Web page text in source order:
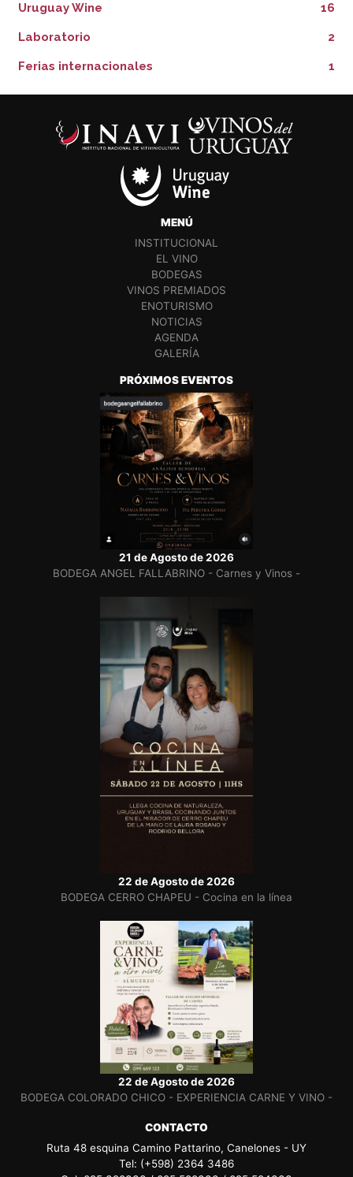
Uruguay Wine 16
Laboratorio 2
Ferias internacionales 1
MENÚ
INSTITUCIONAL
EL VINO
BODEGAS
VINOS PREMIADOS
ENOTURISMO
NOTICIAS
AGENDA
GALERÍA
PRÓXIMOS EVENTOS
21 de Agosto de 2026
BODEGA ANGEL FALLABRINO - Carnes y Vinos -
22 de Agosto de 2026
BODEGA CERRO CHAPEU - Cocina en la línea
22 de Agosto de 2026
BODEGA COLORADO CHICO - EXPERIENCIA CARNE Y VINO -
CONTACTO
Ruta 48 esquina Camino Pattarino, Canelones - UY
Tel: (+598) 2364 3486